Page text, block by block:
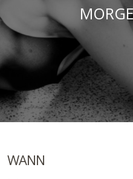
WANN